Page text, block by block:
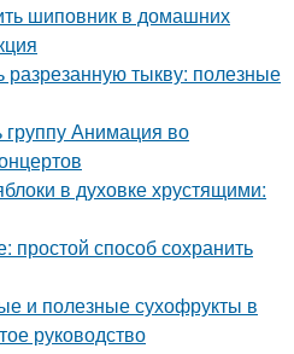
шиповник в домашних
разрезанную тыкву: полезные
группу Анимация во
в духовке хрустящими:
простой способ сохранить
и полезные сухофрукты в
руководство